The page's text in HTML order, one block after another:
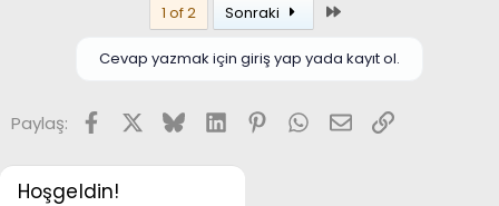
1 of 2 Sonraki
Cevap yazmak için giriş yap yada kayıt ol.
Paylaş: FacebookBlueskyLinkedInPinterestWhatsApp
E-posta
Link
Hoşgeldin!